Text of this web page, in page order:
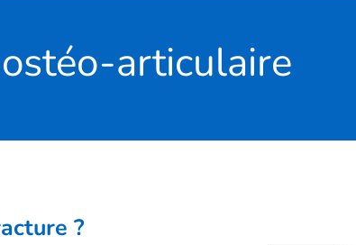
articulaire
?